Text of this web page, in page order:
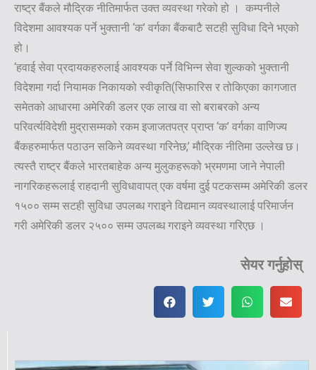
राष्ट्र बैंकले मौद्रिक नीतिमार्फत उक्त व्यवस्था गरेको हो । कम्पनीले
विदेशमा आवश्यक पर्ने भुक्तानी ‘क’ वर्गका बैंकबाटै सटही सुविधा दिने भएको
हो।
‘हवाई सेवा प्रदायकहरुलाई आवश्यक पर्ने विभिन्न सेवा शुल्कको भुक्तानी
विदेशमा गर्दा नियामक निकायको स्वीकृति(सिफारिस र तोकिएका कागजात
समेतको आधारमा अमेरिकी डलर एक लाख वा सो बराबरको अन्य
परिवर्त्यविदेशी मुद्रासम्मको रकम इजाजतपत्र प्राप्त ‘क’ वर्गका वाणिज्य
बैंकहरुमार्फत पठाउन सकिने व्यवस्था गरिनेछ,’ मौद्रिक नीतिमा उल्लेख छ।
त्यस्तै राष्ट्र बैंकले भारतबाहेक अन्य मुलुकहरूको भ्रमणमा जाने नेपाली
नागरिकहरूलाई राहदानी सुविधावापत् एक वर्षमा दुई पटकसम्म अमेरिकी डलर
१५०० सम्म सटही सुविधा उपलब्ध गराइने विद्यमान व्यवस्थालाई परिमार्जन
गरी अमेरिकी डलर २५०० सम्म उपलब्ध गराइने व्यवस्था गरिएछ ।
सेयर गर्नुहोस्